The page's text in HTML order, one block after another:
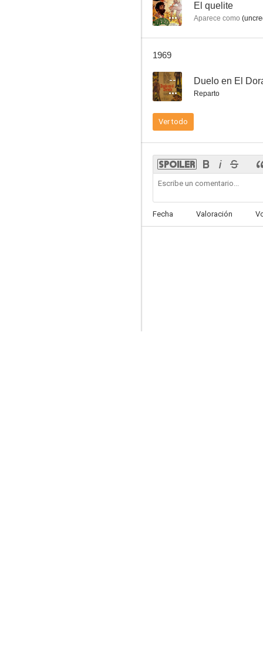
5.7
--
-- El quelite
Aparece como
1969
-- Duelo en El
Reparto
Ver todo
Fecha Valoración